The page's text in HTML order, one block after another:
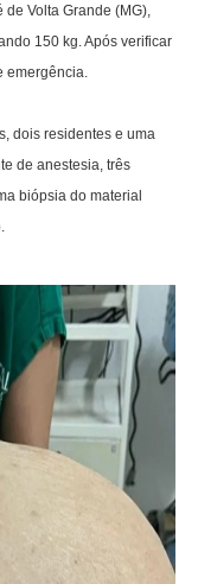
Volta Grande (MG),
150 kg. Após verificar
dois residentes e uma
de anestesia, três
biópsia do material